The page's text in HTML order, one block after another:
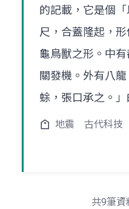
的記載，它是個
尺，合蓋隆起，
龜鳥獸之形。中
關發機。外有八
蜍，張口承之。」
地震 古代科技
共9筆